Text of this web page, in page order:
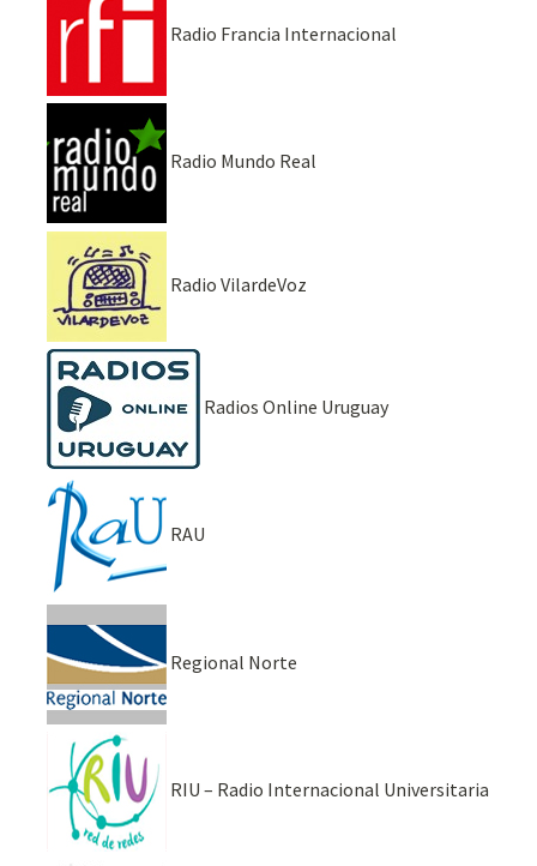
Radio Francia Internacional
Radio Mundo Real
Radio VilardeVoz
Radios Online Uruguay
RAU
Regional Norte
RIU – Radio Internacional Universitaria